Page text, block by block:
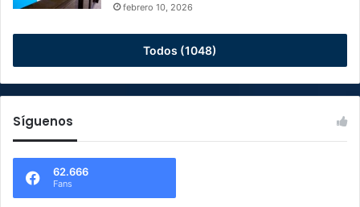
febrero 10, 2026
Todos (1048)
Síguenos
62.666
Fans